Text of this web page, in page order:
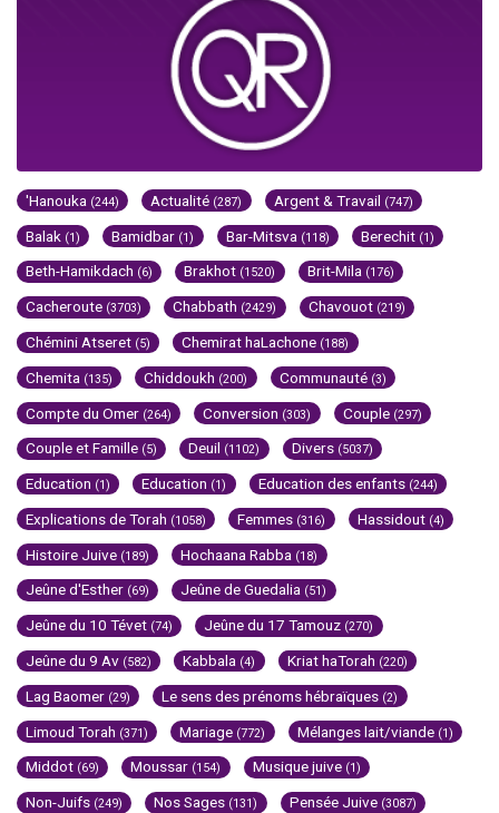
'Hanouka (244) Actualité (287) Argent & Travail (747)
Balak (1) Bamidbar (1) Bar-Mitsva (118) Berechit (1)
Beth-Hamikdach (6) Brakhot (1520) Brit-Mila (176)
Cacheroute (3703) Chabbath (2429) Chavouot (219)
Chémini Atseret (5) Chemirat haLachone (188)
Chemita (135) Chiddoukh (200) Communauté (3)
Compte du Omer (264) Conversion (303) Couple (297)
Couple et Famille (5) Deuil (1102) Divers (5037)
Education (1) Education (1) Education des enfants (244)
Explications de Torah (1058) Femmes (316) Hassidout (4)
Histoire Juive (189) Hochaana Rabba (18)
Jeûne d'Esther (69) Jeûne de Guedalia (51)
Jeûne du 10 Tévet (74) Jeûne du 17 Tamouz (270)
Jeûne du 9 Av (582) Kabbala (4) Kriat haTorah (220)
Lag Baomer (29) Le sens des prénoms hébraïques (2)
Limoud Torah (371) Mariage (772) Mélanges lait/viande (1)
Middot (69) Moussar (154) Musique juive (1)
Non-Juifs (249) Nos Sages (131) Pensée Juive (3087)